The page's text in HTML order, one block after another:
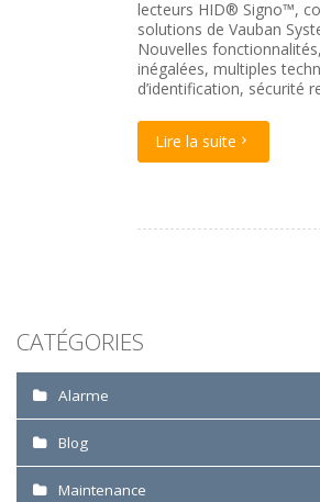
lecteurs HID® Signo™,
solutions de Vauban
Nouvelles
inégalées, multiples
d’identification, sécurité
Lire la suite
CATÉGORIES
Alarme
Blog
Maintenance